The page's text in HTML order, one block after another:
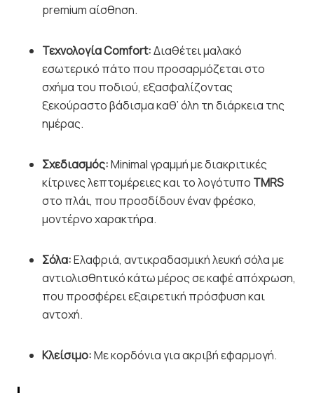
premium αίσθηση.
Τεχνολογία Comfort:Διαθέτει μαλακό
εσωτερικό πάτο που προσαρμόζεται στο
σχήμα του ποδιού, εξασφαλίζοντας
ξεκούραστο βάδισμα καθ’ όλη τη διάρκεια της
ημέρας.
Σχεδιασμός:Minimal γραμμή με διακριτικές
κίτρινες λεπτομέρειες και το λογότυπο TMRS
στο πλάι, που προσδίδουν έναν φρέσκο,
μοντέρνο χαρακτήρα.
Σόλα:Ελαφριά, αντικραδασμική λευκή σόλα με
αντιολισθητικό κάτω μέρος σε καφέ απόχρωση,
που προσφέρει εξαιρετική πρόσφυση και
αντοχή.
Κλείσιμο:Με κορδόνια για ακριβή εφαρμογή.